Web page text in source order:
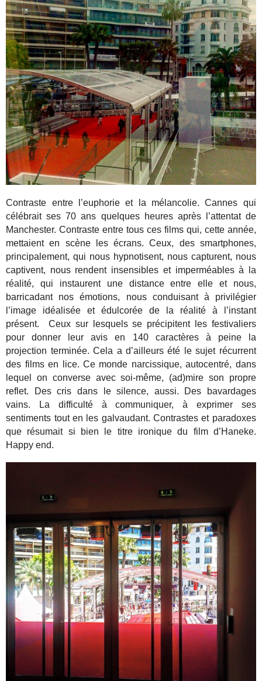
Contraste entre l’euphorie et la mélancolie. Cannes qui
célébrait ses 70 ans quelques heures après l’attentat de
Manchester. Contraste entre tous ces films qui, cette année,
mettaient en scène les écrans. Ceux, des smartphones,
principalement, qui nous hypnotisent, nous capturent, nous
captivent, nous rendent insensibles et imperméables à la
réalité, qui instaurent une distance entre elle et nous,
barricadant nos émotions, nous conduisant à privilégier
l’image idéalisée et édulcorée de la réalité à l’instant
présent. Ceux sur lesquels se précipitent les festivaliers
pour donner leur avis en 140 caractères à peine la
projection terminée. Cela a d’ailleurs été le sujet récurrent
des films en lice. Ce monde narcissique, autocentré, dans
lequel on converse avec soi-même, (ad)mire son propre
reflet. Des cris dans le silence, aussi. Des bavardages
vains. La difficulté à communiquer, à exprimer ses
sentiments tout en les galvaudant. Contrastes et paradoxes
que résumait si bien le titre ironique du film d’Haneke.
Happy end.